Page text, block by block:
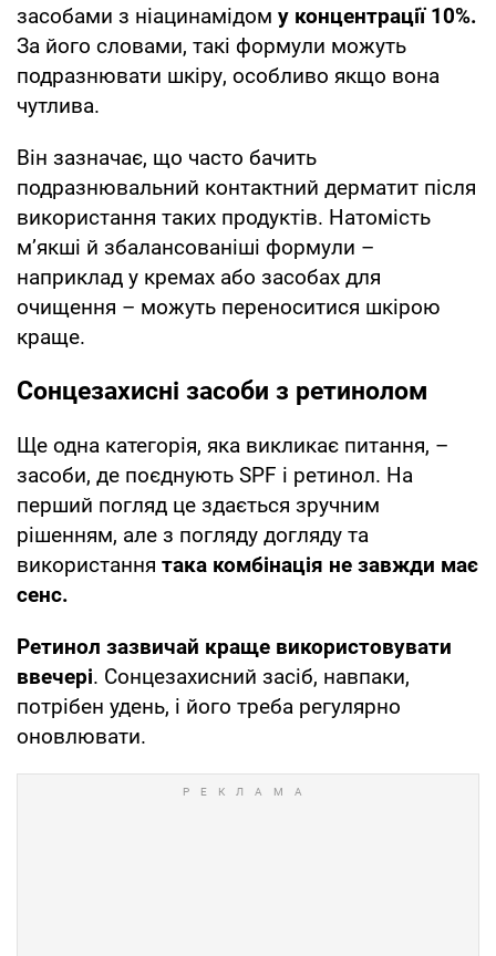
засобами з ніацинамідом у концентрації 10%.
За його словами, такі формули можуть
подразнювати шкіру, особливо якщо вона
чутлива.
Він зазначає, що часто бачить
подразнювальний контактний дерматит після
використання таких продуктів. Натомість
м’якші й збалансованіші формули –
наприклад у кремах або засобах для
очищення – можуть переноситися шкірою
краще.
Сонцезахисні засоби з ретинолом
Ще одна категорія, яка викликає питання, –
засоби, де поєднують SPF і ретинол. На
перший погляд це здається зручним
рішенням, але з погляду догляду та
використання така комбінація не завжди має
сенс.
Ретинол зазвичай краще використовувати
ввечері. Сонцезахисний засіб, навпаки,
потрібен удень, і його треба регулярно
оновлювати.